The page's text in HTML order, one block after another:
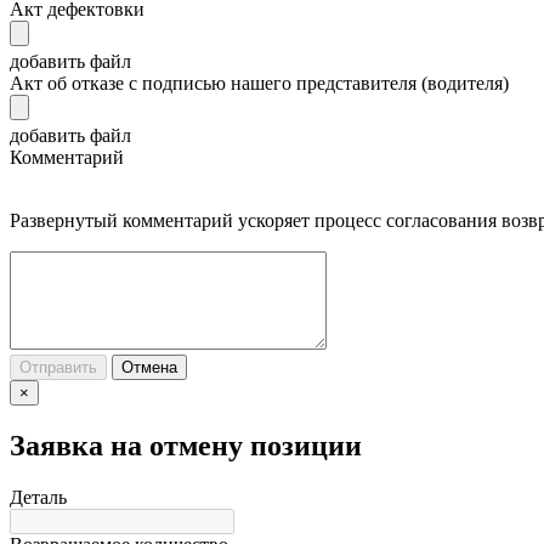
Акт дефектовки
добавить файл
Акт об отказе с подписью нашего представителя (водителя)
добавить файл
Комментарий
Развернутый комментарий ускоряет процесс согласования
Отправить
Отмена
×
Заявка на отмену позиции
Деталь